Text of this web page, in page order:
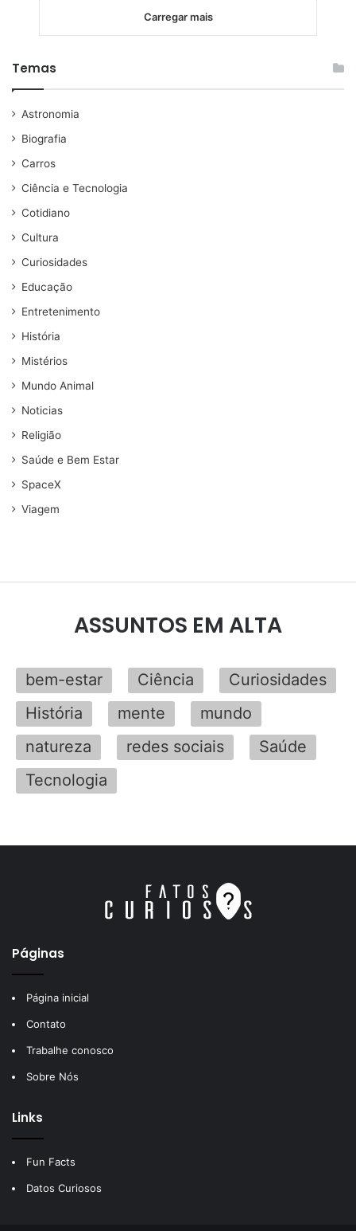
Carregar mais
Temas
Astronomia
Biografia
Carros
Ciência e Tecnologia
Cotidiano
Cultura
Curiosidades
Educação
Entretenimento
História
Mistérios
Mundo Animal
Noticias
Religião
Saúde e Bem Estar
SpaceX
Viagem
ASSUNTOS EM ALTA
bem-estar Ciência
Curiosidades
História
mente
mundo
natureza
redes sociais
Saúde
Tecnologia
Páginas
Página inicial
Contato
Trabalhe conosco
Sobre Nós
Links
Fun Facts
Datos Curiosos